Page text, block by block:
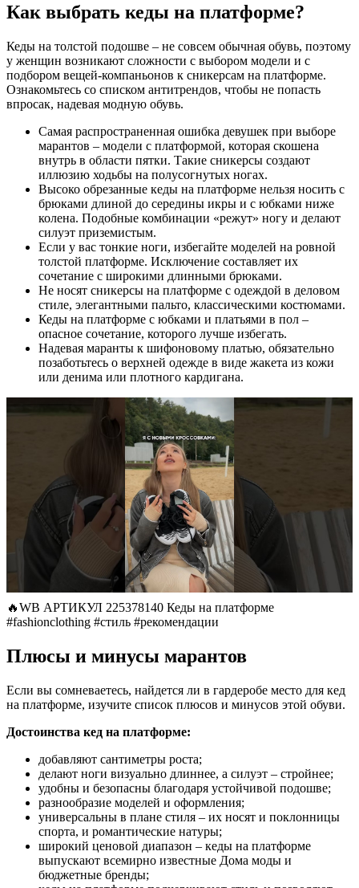
Как выбрать кеды на платформе?
Кеды на толстой подошве – не совсем обычная обувь, поэтому
у женщин возникают сложности с выбором модели и с
подбором вещей-компаньонов к сникерсам на платформе.
Ознакомьтесь со списком антитрендов, чтобы не попасть
впросак, надевая модную обувь.
Самая распространенная ошибка девушек при выборе
марантов – модели с платформой, которая скошена
внутрь в области пятки. Такие сникерсы создают
иллюзию ходьбы на полусогнутых ногах.
Высоко обрезанные кеды на платформе нельзя носить с
брюками длиной до середины икры и с юбками ниже
колена. Подобные комбинации «режут» ногу и делают
силуэт приземистым.
Если у вас тонкие ноги, избегайте моделей на ровной
толстой платформе. Исключение составляет их
сочетание с широкими длинными брюками.
Не носят сникерсы на платформе с одеждой в деловом
стиле, элегантными пальто, классическими костюмами.
Кеды на платформе с юбками и платьями в пол –
опасное сочетание, которого лучше избегать.
Надевая маранты к шифоновому платью, обязательно
позаботьтесь о верхней одежде в виде жакета из кожи
или денима или плотного кардигана.
🔥WB АРТИКУЛ 225378140 Кеды на платформе
#fashionclothing #стиль #рекомендации
Плюсы и минусы марантов
Если вы сомневаетесь, найдется ли в гардеробе место для кед
на платформе, изучите список плюсов и минусов этой обуви.
Достоинства кед на платформе:
добавляют сантиметры роста;
делают ноги визуально длиннее, а силуэт – стройнее;
удобны и безопасны благодаря устойчивой подошве;
разнообразие моделей и оформления;
универсальны в плане стиля – их носят и поклонницы
спорта, и романтические натуры;
широкий ценовой диапазон – кеды на платформе
выпускают всемирно известные Дома моды и
бюджетные бренды;